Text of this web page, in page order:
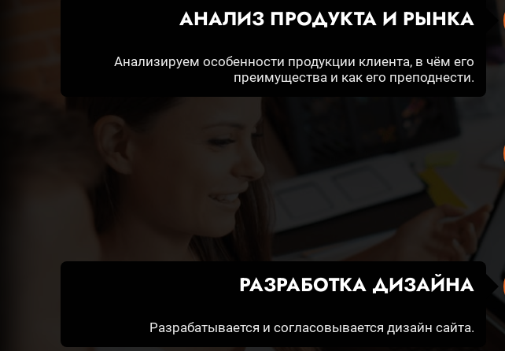
АНАЛИЗ ПРОДУКТА И РЫНКА
Анализируем особенности продукции клиента, в чём его
преимущества и как его преподнести.
РАЗРАБОТКА ДИЗАЙНА
Разрабатывается и согласовывается дизайн сайта.